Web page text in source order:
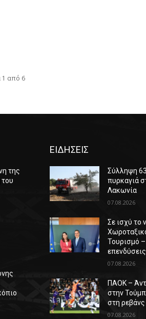
1 από 6
της
ΕΙΔΗΣΕΙΣ
Σύλληψη
πυρκαγιά
Λακωνία
07.08.2026
Σε ισχύ το
Τουρισμό –
επενδύσεις
07.08.2026
ΠΑΟΚ –
στην
στη ρεβάνς
07.08.2026